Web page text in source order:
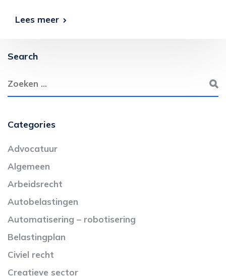
Lees meer
Search
Categories
Advocatuur
Algemeen
Arbeidsrecht
Autobelastingen
Automatisering – robotisering
Belastingplan
Civiel recht
Creatieve sector